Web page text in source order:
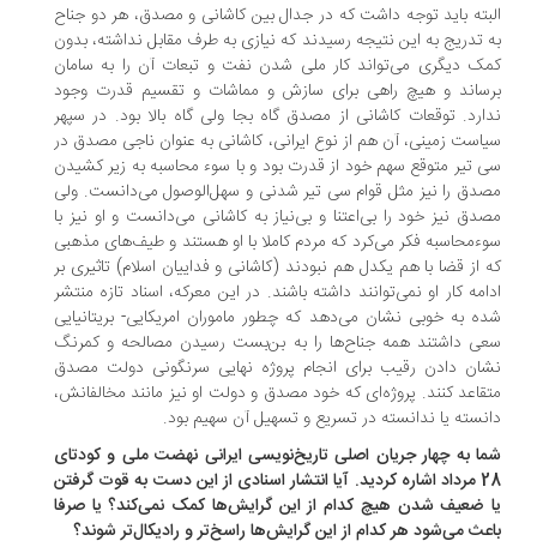
باید توجه داشت که در جدال بین کاشانی و مصدق، هر دو جناح
تدریج به این نتیجه رسیدند که نیازی به طرف مقابل نداشته، بدون
دیگری می‌تواند کار ملی شدن نفت و تبعات آن را به سامان
و هیچ راهی برای سازش و مماشات و تقسیم قدرت وجود
توقعات کاشانی از مصدق گاه بجا ولی گاه بالا بود. در سپهر
زمینی، آن هم از نوع ایرانی، کاشانی به عنوان ناجی مصدق در
تیر متوقع سهم خود از قدرت بود و با سوء محاسبه به زیر کشیدن
را نیز مثل قوام سی تیر شدنی و سهل‌الوصول می‌دانست. ولی
نیز خود را بی‌اعتنا و بی‌نیاز به کاشانی می‌دانست و او نیز با
فکر می‌کرد که مردم کاملا با او هستند و طیف‌های مذهبی
از قضا با هم یکدل هم نبودند (کاشانی و فداییان اسلام) تاثیری بر
کار او نمی‌توانند داشته باشند. در این معرکه، اسناد تازه منتشر
به خوبی نشان می‌دهد که چطور ماموران امریکایی- بریتانیایی
داشتند همه جناح‌ها را به بن‌بست رسیدن مصالحه و کمرنگ
دادن رقیب برای انجام پروژه نهایی سرنگونی دولت مصدق
کنند. پروژه‌ای که خود مصدق و دولت او نیز مانند مخالفانش،
یا ندانسته در تسریع و تسهیل آن سهیم بود.
به چهار جریان اصلی تاریخ‌نویسی ایرانی نهضت ملی و کودتای
28 مرداد اشاره کردید. آیا انتشار اسنادی از این دست به قوت گرفتن
ضعیف شدن هیچ کدام از این گرایش‌ها کمک نمی‌کند؟ یا صرفا
می‌شود هر کدام از این گرایش‌ها راسخ‌تر و رادیکال‌تر شوند؟